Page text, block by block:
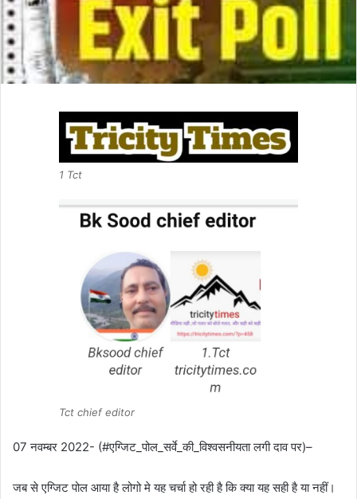
1 Tct
Tct chief editor
07 नवम्बर 2022- (#एग्जिट_पोल_सर्वे_की_विश्वसनीयता लगी दाव पर)–
जब से एग्जिट पोल आया है लोगो मे यह चर्चा हो रही है कि क्या यह सही है या नहीं।